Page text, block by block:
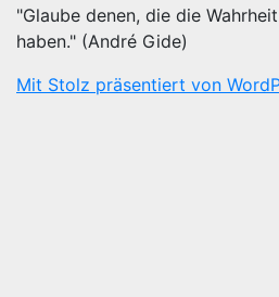
"Glaube denen, die die
haben." (André Gide)
Mit Stolz präsentiert von